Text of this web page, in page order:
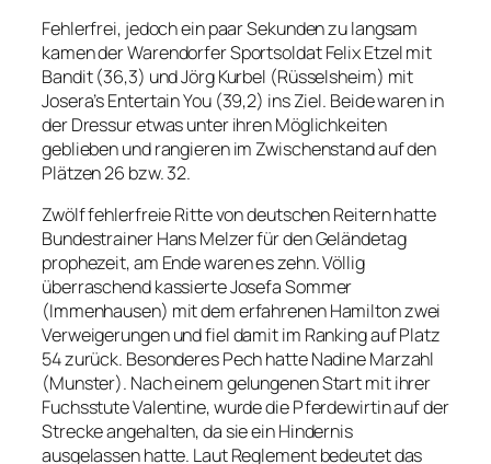
Fehlerfrei, jedoch ein paar Sekunden zu langsam
kamen der Warendorfer Sportsoldat Felix Etzel mit
Bandit (36,3) und Jörg Kurbel (Rüsselsheim) mit
Josera’s Entertain You (39,2) ins Ziel. Beide waren in
der Dressur etwas unter ihren Möglichkeiten
geblieben und rangieren im Zwischenstand auf den
Plätzen 26 bzw. 32.
Zwölf fehlerfreie Ritte von deutschen Reitern hatte
Bundestrainer Hans Melzer für den Geländetag
prophezeit, am Ende waren es zehn. Völlig
überraschend kassierte Josefa Sommer
(Immenhausen) mit dem erfahrenen Hamilton zwei
Verweigerungen und fiel damit im Ranking auf Platz
54 zurück. Besonderes Pech hatte Nadine Marzahl
(Munster). Nach einem gelungenen Start mit ihrer
Fuchsstute Valentine, wurde die Pferdewirtin auf der
Strecke angehalten, da sie ein Hindernis
ausgelassen hatte. Laut Reglement bedeutet das